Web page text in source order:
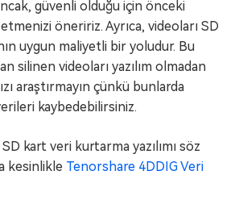
güvenli olduğu için önceki
öneririz. Ayrıca, videoları SD
uygun maliyetli bir yoludur. Bu
silinen videoları yazılım olmadan
araştırmayın çünkü bunlarda
kaybedebilirsiniz.
kart veri kurtarma yazılımı söz
kesinlikle Tenorshare 4DDIG Veri